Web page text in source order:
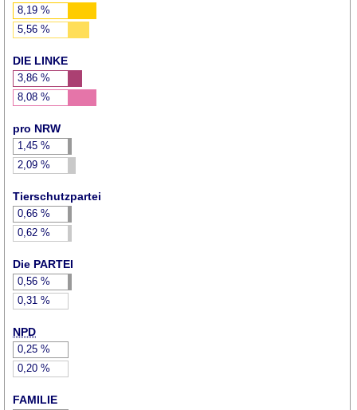
8,19 %
5,56 %
DIE LINKE
3,86 %
8,08 %
pro NRW
1,45 %
2,09 %
Tierschutzpartei
0,66 %
0,62 %
Die PARTEI
0,56 %
0,31 %
NPD
0,25 %
0,20 %
FAMILIE